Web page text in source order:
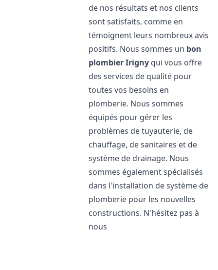
de nos résultats et nos clients
sont satisfaits, comme en
témoignent leurs nombreux avis
positifs. Nous sommes un bon
plombierIrigny qui vous offre
des services de qualité pour
toutes vos besoins en
plomberie. Nous sommes
équipés pour gérer les
problèmes de tuyauterie, de
chauffage, de sanitaires et de
système de drainage. Nous
sommes également spécialisés
dans l'installation de système de
plomberie pour les nouvelles
constructions. N'hésitez pas à
nous